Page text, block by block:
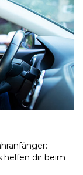
helfen dir beim